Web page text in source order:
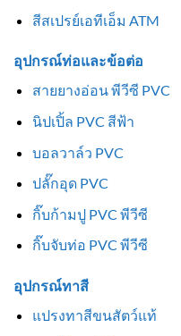
สีสเปรย์เอทีเอ็ม ATM
อุปกรณ์ท่อและข้อต่อ
สายยางอ่อน พีวีซี PVC
นิปเปิ้ล PVC สีฟ้า
บอลวาล์ว PVC
ปลั๊กอุด PVC
กิ๊บก้ามปู PVC พีวีซี
กิ๊บจับท่อ PVC พีวีซี
อุปกรณ์ทาสี
แปรงทาสีขนสัตว์แท้